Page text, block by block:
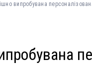
випробувана